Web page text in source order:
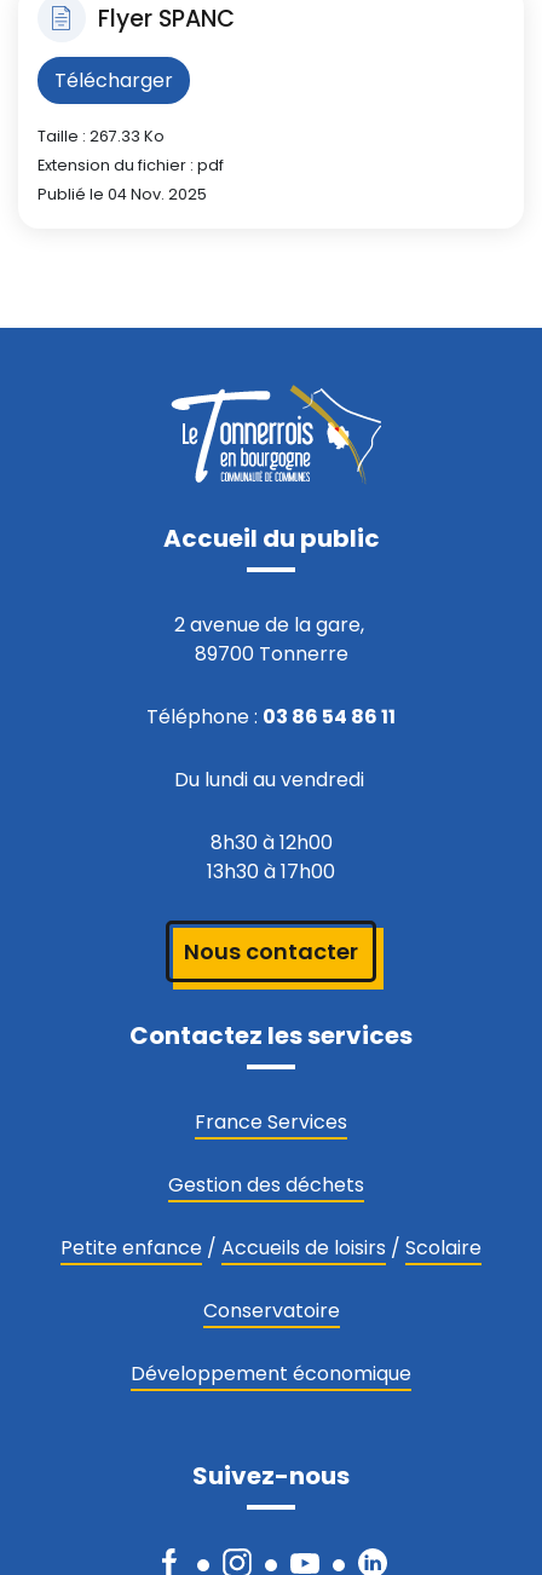
Flyer SPANC
Télécharger
Taille : 267.33 Ko
Extension du fichier : pdf
Publié le 04 Nov. 2025
Accueil du public
2 avenue de la gare,
89700 Tonnerre
Téléphone : 03 86 54 86 11
Du lundi au vendredi
8h30 à 12h00
13h30 à 17h00
Nous contacter
Contactez les services
France Services
Gestion des déchets
Petite enfance / Accueils de loisirs / Scolaire
Conservatoire
Développement économique
Suivez-nous